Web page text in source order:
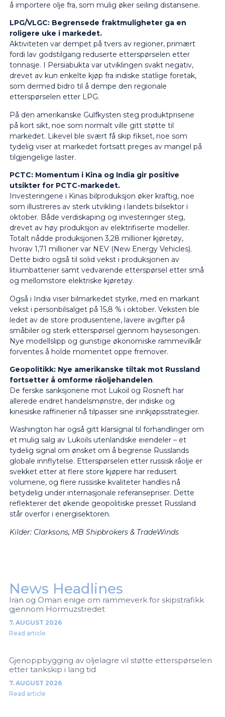
å importere olje fra, som mulig øker seiling distansene.
LPG/VLGC: Begrensede fraktmuligheter ga en
roligere uke i markedet.
Aktiviteten var dempet på tvers av regioner, primært
fordi lav godstilgang reduserte etterspørselen etter
tonnasje. I Persiabukta var utviklingen svakt negativ,
drevet av kun enkelte kjøp fra indiske statlige foretak,
som dermed bidro til å dempe den regionale
etterspørselen etter LPG.
På den amerikanske Gulfkysten steg produktprisene
på kort sikt, noe som normalt ville gitt støtte til
markedet. Likevel ble svært få skip fikset, noe som
tydelig viser at markedet fortsatt preges av mangel på
tilgjengelige laster.
PCTC: Momentum i Kina og India gir positive
utsikter for PCTC-markedet.
Investeringene i Kinas bilproduksjon øker kraftig, noe
som illustreres av sterk utvikling i landets bilsektor i
oktober. Både verdiskaping og investeringer steg,
drevet av høy produksjon av elektrifiserte modeller.
Totalt nådde produksjonen 3,28 millioner kjøretøy,
hvorav 1,71 millioner var NEV (New Energy Vehicles).
Dette bidro også til solid vekst i produksjonen av
litiumbatterier samt vedvarende etterspørsel etter små
og mellomstore elektriske kjøretøy.
Også i India viser bilmarkedet styrke, med en markant
vekst i personbilsalget på 15,8 % i oktober. Veksten ble
ledet av de store produsentene, lavere avgifter på
småbiler og sterk etterspørsel gjennom høysesongen.
Nye modellslipp og gunstige økonomiske rammevilkår
forventes å holde momentet oppe fremover.
Geopolitikk: Nye amerikanske tiltak mot Russland
fortsetter å omforme råoljehandelen.
De ferske sanksjonene mot Lukoil og Rosneft har
allerede endret handelsmønstre, der indiske og
kinesiske raffinerier nå tilpasser sine innkjøpsstrategier.
Washington har også gitt klarsignal til forhandlinger om
et mulig salg av Lukoils utenlandske eiendeler – et
tydelig signal om ønsket om å begrense Russlands
globale innflytelse. Etterspørselen etter russisk råolje er
svekket etter at flere store kjøpere har redusert
volumene, og flere russiske kvaliteter handles nå
betydelig under internasjonale referansepriser. Dette
reflekterer det økende geopolitiske presset Russland
står overfor i energisektoren.
Kilder: Clarksons, MB Shipbrokers & TradeWinds
News Headlines
Iran og Oman enige om rammeverk for skipstrafikk
gjennom Hormuzstredet
7. AUGUST 2026
Read article
Gjenoppbygging av oljelagre vil støtte etterspørselen
etter tankskip i lang tid
7. AUGUST 2026
Read article